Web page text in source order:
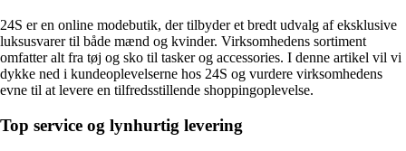
24S er en online modebutik, der tilbyder et bredt udvalg af eksklusive
luksusvarer til både mænd og kvinder. Virksomhedens sortiment
omfatter alt fra tøj og sko til tasker og accessories. I denne artikel vil vi
dykke ned i kundeoplevelserne hos 24S og vurdere virksomhedens
evne til at levere en tilfredsstillende shoppingoplevelse.
Top service og lynhurtig levering